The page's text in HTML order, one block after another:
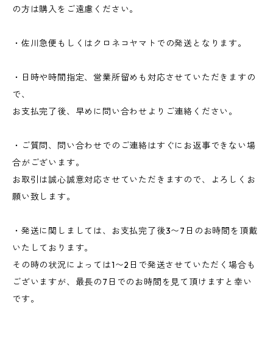
の方は購入をご遠慮ください。
・佐川急便もしくはクロネコヤマトでの発送となります。
・日時や時間指定、営業所留めも対応させていただきますの
で、
お支払完了後、早めに問い合わせよりご連絡ください。
・ご質問、問い合わせでのご連絡はすぐにお返事できない場
合がございます。
お取引は誠心誠意対応させていただきますので、よろしくお
願い致します。
・発送に関しましては、お支払完了後3〜7日のお時間を頂戴
いたしております。
その時の状況によっては1〜2日で発送させていただく場合も
ございますが、最長の7日でのお時間を見て頂けますと幸い
です。